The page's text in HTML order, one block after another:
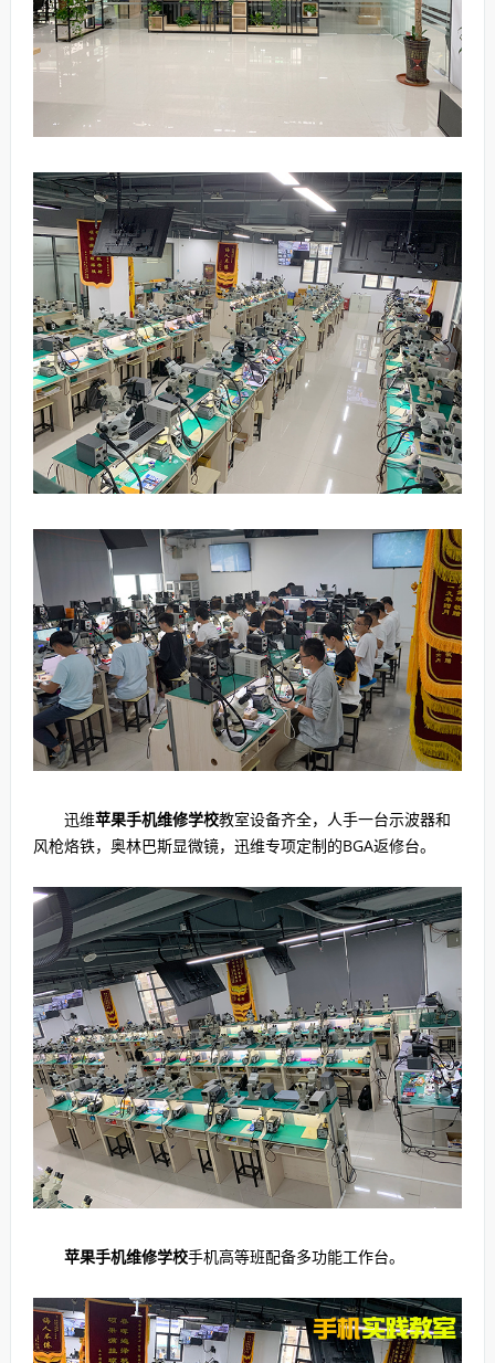
迅维苹果手机维修学校教室设备齐全，人手一台示波器和
风枪烙铁，奥林巴斯显微镜，迅维专项定制的BGA返修台。
苹果手机维修学校手机高等班配备多功能工作台。